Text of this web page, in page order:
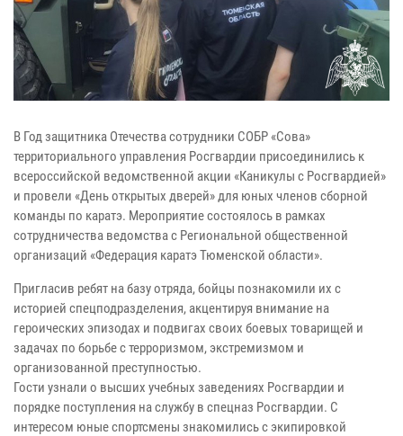
В Год защитника Отечества сотрудники СОБР «Сова»
территориального управления Росгвардии присоединились к
всероссийской ведомственной акции «Каникулы с Росгвардией»
и провели «День открытых дверей» для юных членов сборной
команды по каратэ. Мероприятие состоялось в рамках
сотрудничества ведомства с Региональной общественной
организаций «Федерация каратэ Тюменской области».
Пригласив ребят на базу отряда, бойцы познакомили их с
историей спецподразделения, акцентируя внимание на
героических эпизодах и подвигах своих боевых товарищей и
задачах по борьбе с терроризмом, экстремизмом и
организованной преступностью.
Гости узнали о высших учебных заведениях Росгвардии и
порядке поступления на службу в спецназ Росгвардии. С
интересом юные спортсмены знакомились с экипировкой